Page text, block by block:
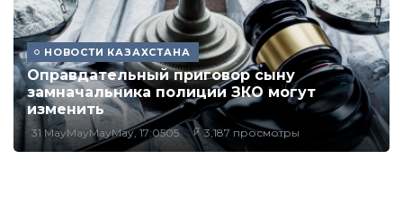
НОВОСТИ КАЗАХСТАНА
Оправдательный приговор сыну
замначальника полиции ЗКО могут
изменить
31 MayMayMayMay, 17:0505 3,187 просмотры